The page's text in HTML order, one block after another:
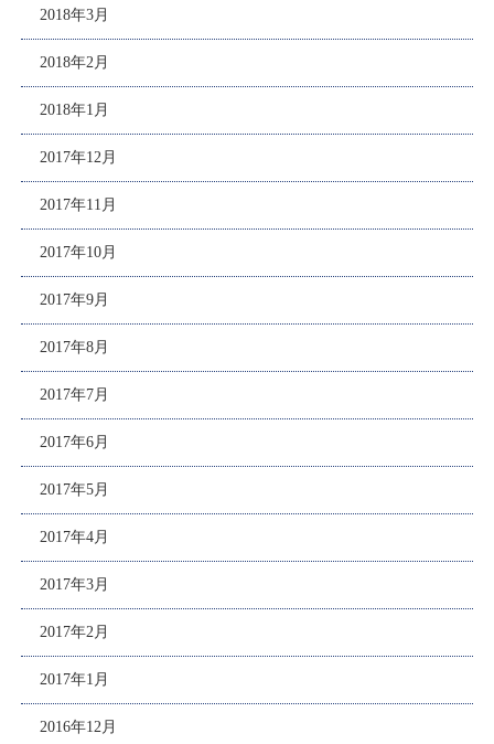
2018年3月
2018年2月
2018年1月
2017年12月
2017年11月
2017年10月
2017年9月
2017年8月
2017年7月
2017年6月
2017年5月
2017年4月
2017年3月
2017年2月
2017年1月
2016年12月